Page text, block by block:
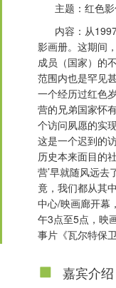
主题：红色
内容：从
影画册。这期间
成员（国家）的
范围内也是罕见
一个经历过红色
营的兄弟国家怀
个访问夙愿的实
这是一个迟到的
历史本来面目的
营’早就随风远
竟，我们都从其
中心/映画廊开幕
午3点至5点，映
事片《瓦尔特保
嘉宾介绍